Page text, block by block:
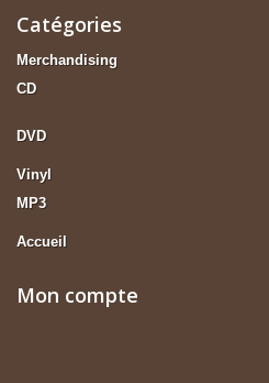
Catégories
Merchandising
CD
DVD
Vinyl
MP3
Accueil
Mon compte